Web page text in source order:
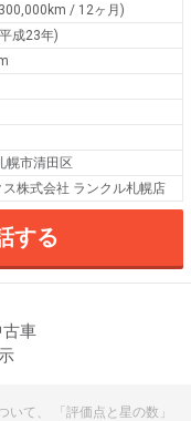
/ 12ヶ月)
成23年)
幌市清田区
ス株式会社 ランクル札幌店
する
車
て、 「評価点と星の数」